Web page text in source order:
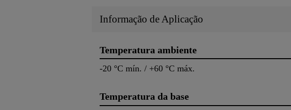
Informação de Aplicação
Temperatura ambiente
-20 °C mín. / +60 °C máx.
Temperatura da base